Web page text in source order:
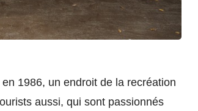
1986, un endroit de la recréation
aussi, qui sont passionnés